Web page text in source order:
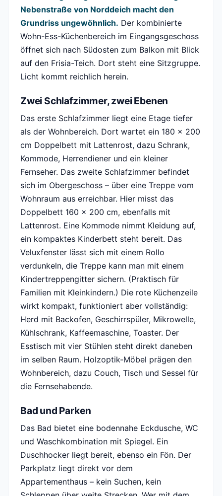
Nebenstraße von Norddeich macht den
Grundriss ungewöhnlich. Der kombinierte
Wohn-Ess-Küchenbereich im Eingangsgeschoss
öffnet sich nach Südosten zum Balkon mit Blick
auf den Frisia-Teich. Dort steht eine Sitzgruppe.
Licht kommt reichlich herein.
Zwei Schlafzimmer, zwei Ebenen
Das erste Schlafzimmer liegt eine Etage tiefer
als der Wohnbereich. Dort wartet ein 180 x 200
cm Doppelbett mit Lattenrost, dazu Schrank,
Kommode, Herrendiener und ein kleiner
Fernseher. Das zweite Schlafzimmer befindet
sich im Obergeschoss – über eine Treppe vom
Wohnraum aus erreichbar. Hier misst das
Doppelbett 160 x 200 cm, ebenfalls mit
Lattenrost. Eine Kommode nimmt Kleidung auf,
ein kompaktes Kinderbett steht bereit. Das
Veluxfenster lässt sich mit einem Rollo
verdunkeln, die Treppe kann man mit einem
Kindertreppengitter sichern. (Praktisch für
Familien mit Kleinkindern.) Die rote Küchenzeile
wirkt kompakt, funktioniert aber vollständig:
Herd mit Backofen, Geschirrspüler, Mikrowelle,
Kühlschrank, Kaffeemaschine, Toaster. Der
Esstisch mit vier Stühlen steht direkt daneben
im selben Raum. Holzoptik-Möbel prägen den
Wohnbereich, dazu Couch, Tisch und Sessel für
die Fernsehabende.
Bad und Parken
Das Bad bietet eine bodennahe Eckdusche, WC
und Waschkombination mit Spiegel. Ein
Duschhocker liegt bereit, ebenso ein Fön. Der
Parkplatz liegt direkt vor dem
Appartementhaus – kein Suchen, kein